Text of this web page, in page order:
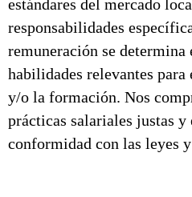
estándares del mercado
responsabilidades
remuneración se determina
habilidades relevantes para
y/o la formación. Nos
prácticas salariales justas y
conformidad con las leyes